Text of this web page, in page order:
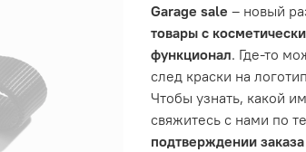
Garage sale – новый
товары с
функционал. Где-то
след краски на
Чтобы узнать, какой
свяжитесь с нами по
подтверждении